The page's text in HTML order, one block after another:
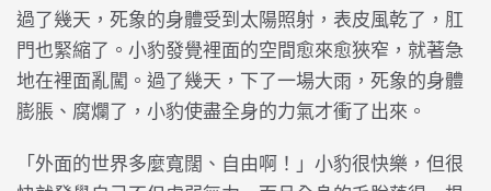
過了幾天，死象的身體受到太陽照射，表皮風乾了，肛
門也緊縮了。小豹發覺裡面的空間愈來愈狹窄，就著急
地在裡面亂闖。過了幾天，下了一場大雨，死象的身體
膨脹、腐爛了，小豹使盡全身的力氣才衝了出來。
「外面的世界多麼寬闊、自由啊！」小豹很快樂，但很